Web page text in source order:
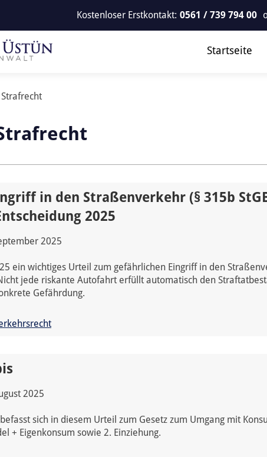
Kostenloser Erstkontakt: 0561 / 739 794 00
Startseite
Strafrecht
in den Straßenverkehr (§ 315b
2025
2025
ein wichtiges Urteil zum gefährlichen Eingriff in den
jede riskante Autofahrt erfüllt automatisch den
Gefährdung.
2025
sich in diesem Urteil zum Gesetz zum Umgang mit
+ Eigenkonsum sowie 2. Einziehung.